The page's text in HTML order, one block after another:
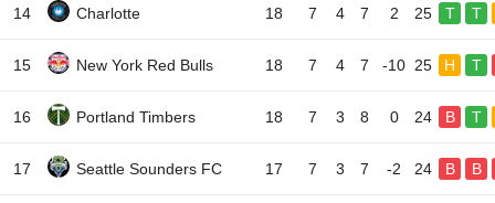
14 Charlotte 18 7 4 7 2 25 T T
15 New York Red Bulls 18 7 4 7 -10 25 H T
16 Portland Timbers 18 7 3 8 0 24 B T
17 Seattle Sounders FC 17 7 3 7 -2 24 B B